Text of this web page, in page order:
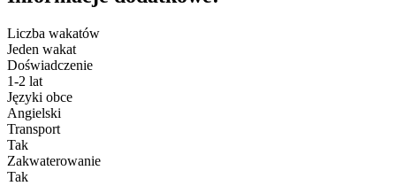
Liczba wakatów
Jeden wakat
Doświadczenie
1-2 lat
Języki obce
Angielski
Transport
Tak
Zakwaterowanie
Tak